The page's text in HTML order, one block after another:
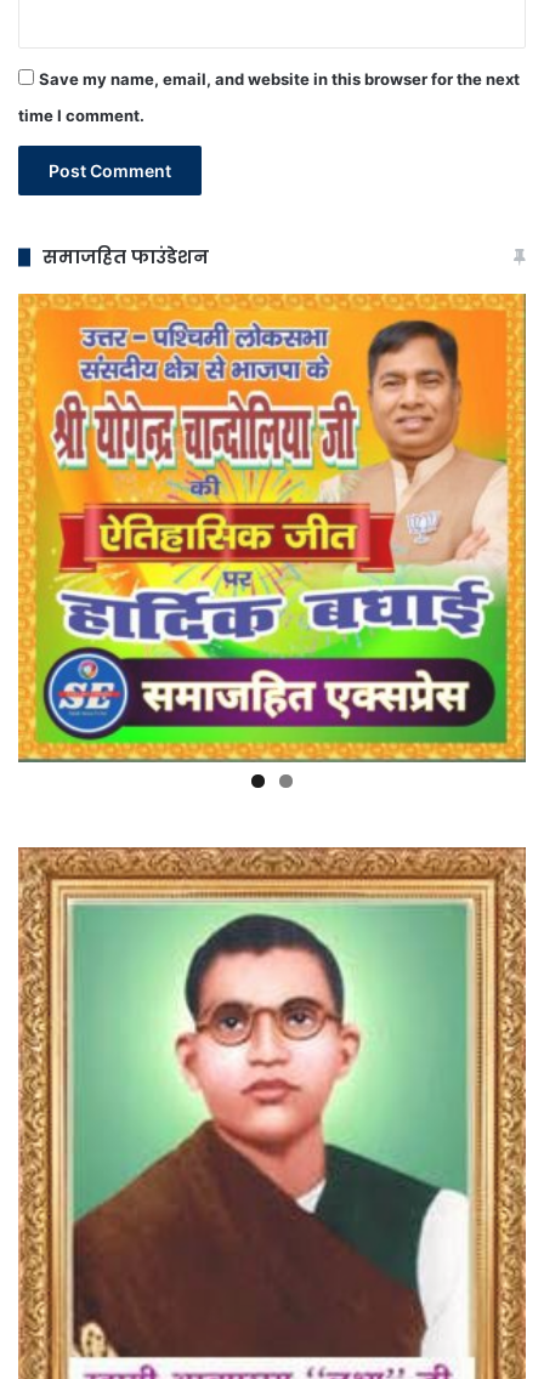
Save my name, email, and website in this browser for the next
time I comment.
समाजहित फाउंडेशन